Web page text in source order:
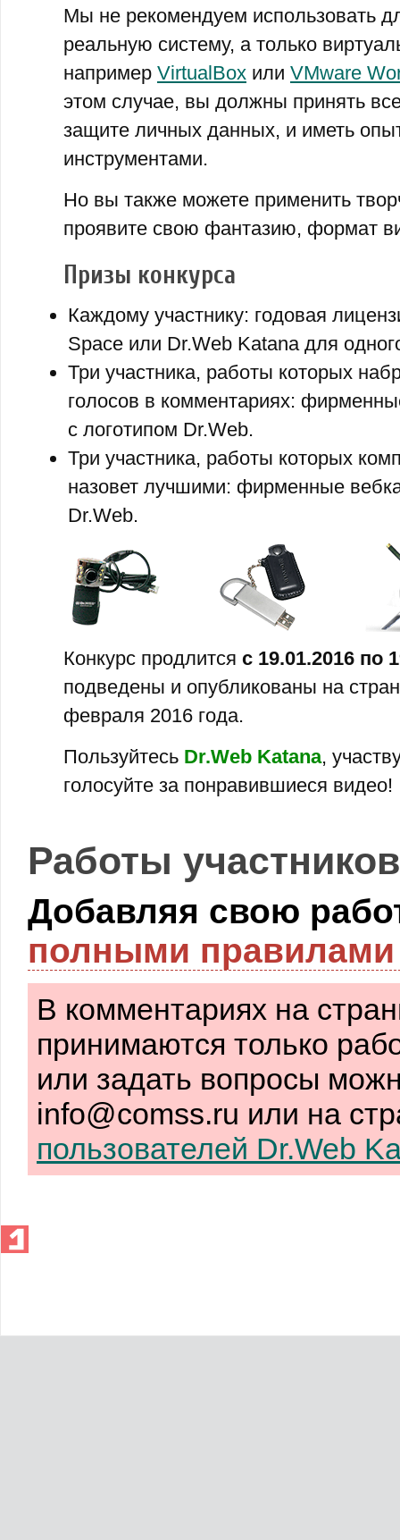
Мы не рекомендуем использовать
реальную систему, а только
например VirtualBox или VMware
этом случае, вы должны принять
защите личных данных, и иметь
инструментами.
Но вы также можете применить
проявите свою фантазию, формат
Призы конкурса
Каждому участнику: годовая
Space или Dr.Web Katana для
Три участника, работы которых
голосов в комментариях:
с логотипом Dr.Web.
Три участника, работы которых
назовет лучшими: фирменные
Dr.Web.
Конкурс продлится с 19.01.2016 по
подведены и опубликованы на
февраля 2016 года.
Пользуйтесь Dr.Web Katana,
голосуйте за понравившиеся видео!
Работы участников
Добавляя свою
полными правилами
В комментариях на
принимаются только
или задать вопросы
info@comss.ru или на
пользователей Dr.Web